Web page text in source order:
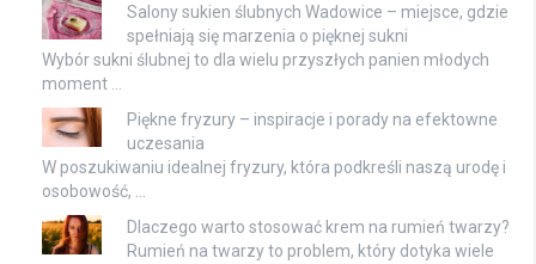
Salony sukien ślubnych Wadowice – miejsce, gdzie
spełniają się marzenia o pięknej sukni
Wybór sukni ślubnej to dla wielu przyszłych panien młodych
moment …
Piękne fryzury – inspiracje i porady na efektowne
uczesania
W poszukiwaniu idealnej fryzury, która podkreśli naszą urodę i
osobowość, …
Dlaczego warto stosować krem na rumień twarzy?
Rumień na twarzy to problem, który dotyka wiele